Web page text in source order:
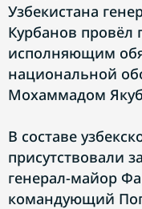
Узбекистана
Курбанов провёл
исполняющим
национальной
Мохаммадом
В составе
присутствовали
генерал-майор
командующий